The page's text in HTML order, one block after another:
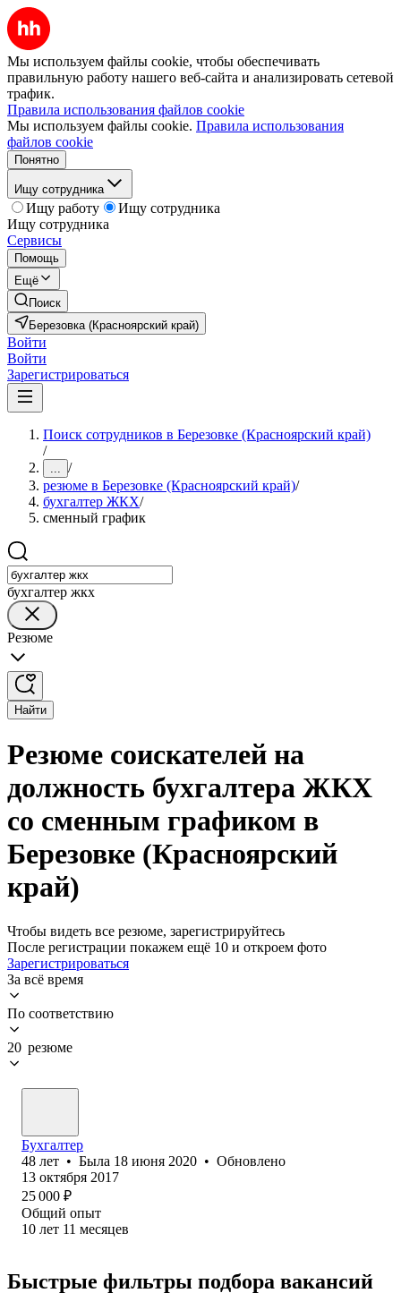
Мы используем файлы cookie, чтобы обеспечивать
правильную работу нашего веб-сайта и анализировать сетевой
трафик.
Правила использования файлов cookie
Мы используем файлы cookie. Правила использования
файлов cookie
Понятно
Ищу сотрудника
Ищу работу
Ищу сотрудника
Ищу сотрудника
Сервисы
Помощь
Ещё
Поиск
Березовка (Красноярский край)
Войти
Войти
Зарегистрироваться
Поиск сотрудников в Березовке (Красноярский край)
/
... /
резюме в Березовке (Красноярский край)/
бухгалтер ЖКХ/
сменный график
бухгалтер жкх
Резюме
Найти
Резюме соискателей на
должность бухгалтера ЖКХ
со сменным графиком в
Березовке (Красноярский
край)
Чтобы видеть все резюме, зарегистрируйтесь
После регистрации покажем ещё 10 и откроем фото
Зарегистрироваться
За всё время
По соответствию
20 резюме
Бухгалтер
48 лет • Была 18 июня 2020 • Обновлено
13 октября 2017
25 000 ₽
Общий опыт
10 лет 11 месяцев
Быстрые фильтры подбора вакансий